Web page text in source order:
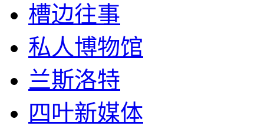
槽边往事
私人博物馆
兰斯洛特
四叶新媒体